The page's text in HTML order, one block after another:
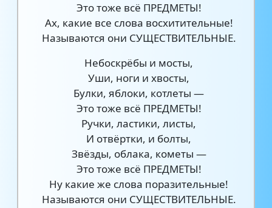
Это тоже всё ПРЕДМЕТЫ!
Ах, какие все слова восхитительные!
Называются они СУЩЕСТВИТЕЛЬНЫЕ.
Небоскрёбы и мосты,
Уши, ноги и хвосты,
Булки, яблоки, котлеты —
Это тоже всё ПРЕДМЕТЫ!
Ручки, ластики, листы,
И отвёртки, и болты,
Звёзды, облака, кометы —
Это тоже всё ПРЕДМЕТЫ!
Ну какие же слова поразительные!
Называются они СУЩЕСТВИТЕЛЬНЫЕ.